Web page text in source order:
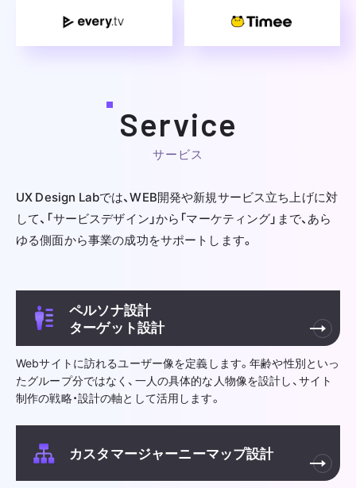
Service
サービス
UX Design Labでは、WEB開発や新規サービス立ち上げに対
して、 「サービスデザイン」から「マーケティング」まで、あら
ゆる側面から事業の成功をサポートします。
ペルソナ設計
ターゲット設計
Webサイトに訪れるユーザー像を定義します。年齢や性別といっ
たグループ分ではなく、一人の具体的な人物像を設計し、サイト
制作の戦略・設計の軸として活用します。
カスタマージャーニーマップ設計